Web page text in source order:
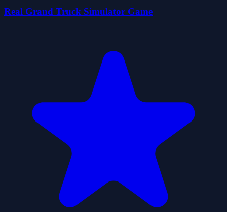
Real Grand Truck Simulator Game